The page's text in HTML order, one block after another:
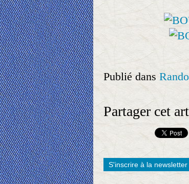
Publié dans
Partager cet
S'inscrire à la newsletter